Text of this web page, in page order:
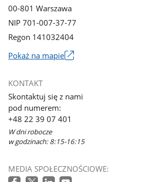
00-801 Warszawa
NIP 701-007-37-77
Regon 141032404
Pokaż na mapie
się
w
nowym
oknie
KONTAKT
Skontaktuj się z nami
pod numerem:
+48 22 39 07 401
W dni robocze
w godzinach: 8:15-16:15
MEDIA SPOŁECZNOŚCIOWE: